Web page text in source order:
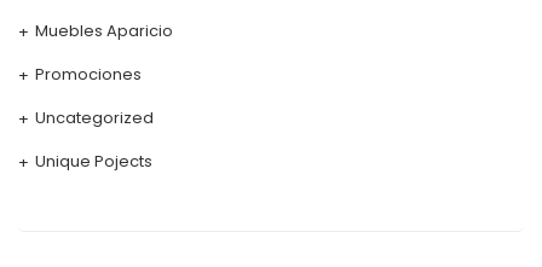
Muebles Aparicio
Promociones
Uncategorized
Unique Pojects